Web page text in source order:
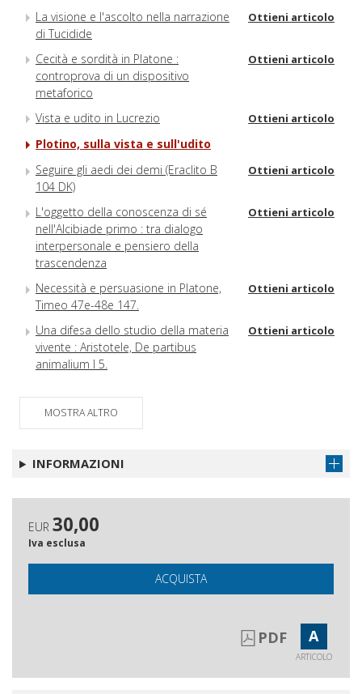
La visione e l'ascolto nella narrazione
di Tucidide
Ottieni articolo
Cecità e sordità in Platone :
controprova di un dispositivo
metaforico
Ottieni articolo
Vista e udito in Lucrezio Ottieni articolo
Plotino, sulla vista e sull'udito
Seguire gli aedi dei demi (Eraclito B
104 DK)
Ottieni articolo
L'oggetto della conoscenza di sé
nell'Alcibiade primo : tra dialogo
interpersonale e pensiero della
trascendenza
Ottieni articolo
Necessità e persuasione in Platone,
Timeo 47e-48e 147.
Ottieni articolo
Una difesa dello studio della materia
vivente : Aristotele, De partibus
animalium I 5.
Ottieni articolo
MOSTRA ALTRO
INFORMAZIONI
EUR 30,00
Iva esclusa
ACQUISTA
PDF A
ARTICOLO